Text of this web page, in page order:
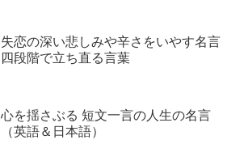
失恋の深い悲しみや辛さをいやす名言
四段階で立ち直る言葉
心を揺さぶる 短文一言の人生の名言
（英語＆日本語）